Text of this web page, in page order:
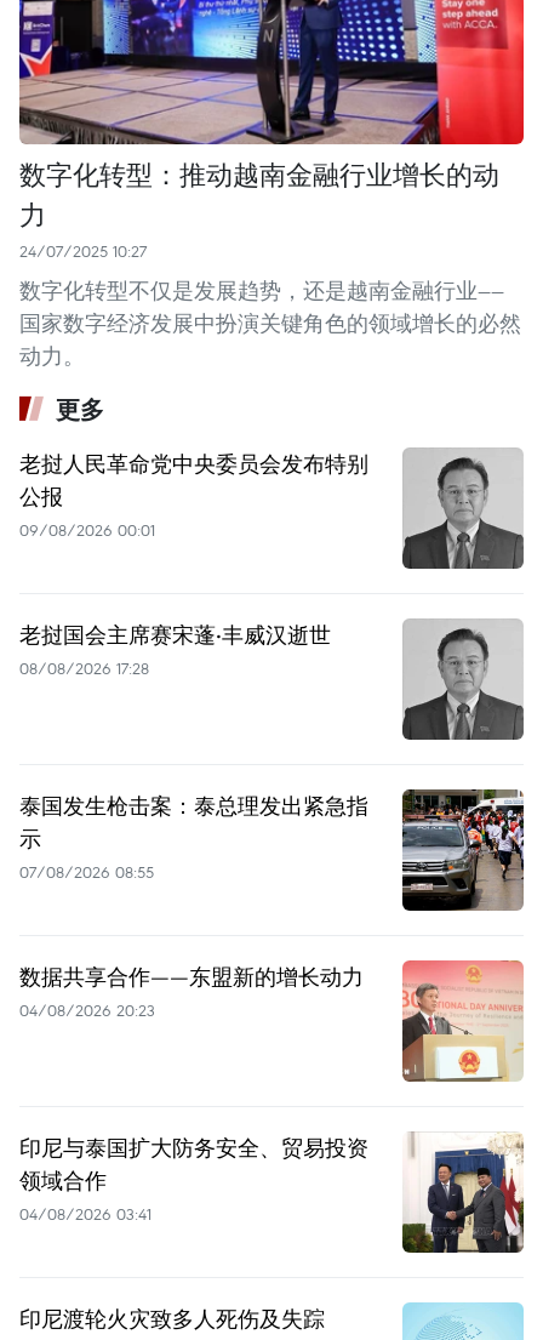
数字化转型：推动越南金融行业增长的动
力
24/07/2025 10:27
数字化转型不仅是发展趋势，还是越南金融行业——
国家数字经济发展中扮演关键角色的领域增长的必然
动力。
更多
老挝人民革命党中央委员会发布特别
公报
09/08/2026 00:01
老挝国会主席赛宋蓬·丰威汉逝世
08/08/2026 17:28
泰国发生枪击案：泰总理发出紧急指
示
07/08/2026 08:55
数据共享合作——东盟新的增长动力
04/08/2026 20:23
印尼与泰国扩大防务安全、贸易投资
领域合作
04/08/2026 03:41
印尼渡轮火灾致多人死伤及失踪